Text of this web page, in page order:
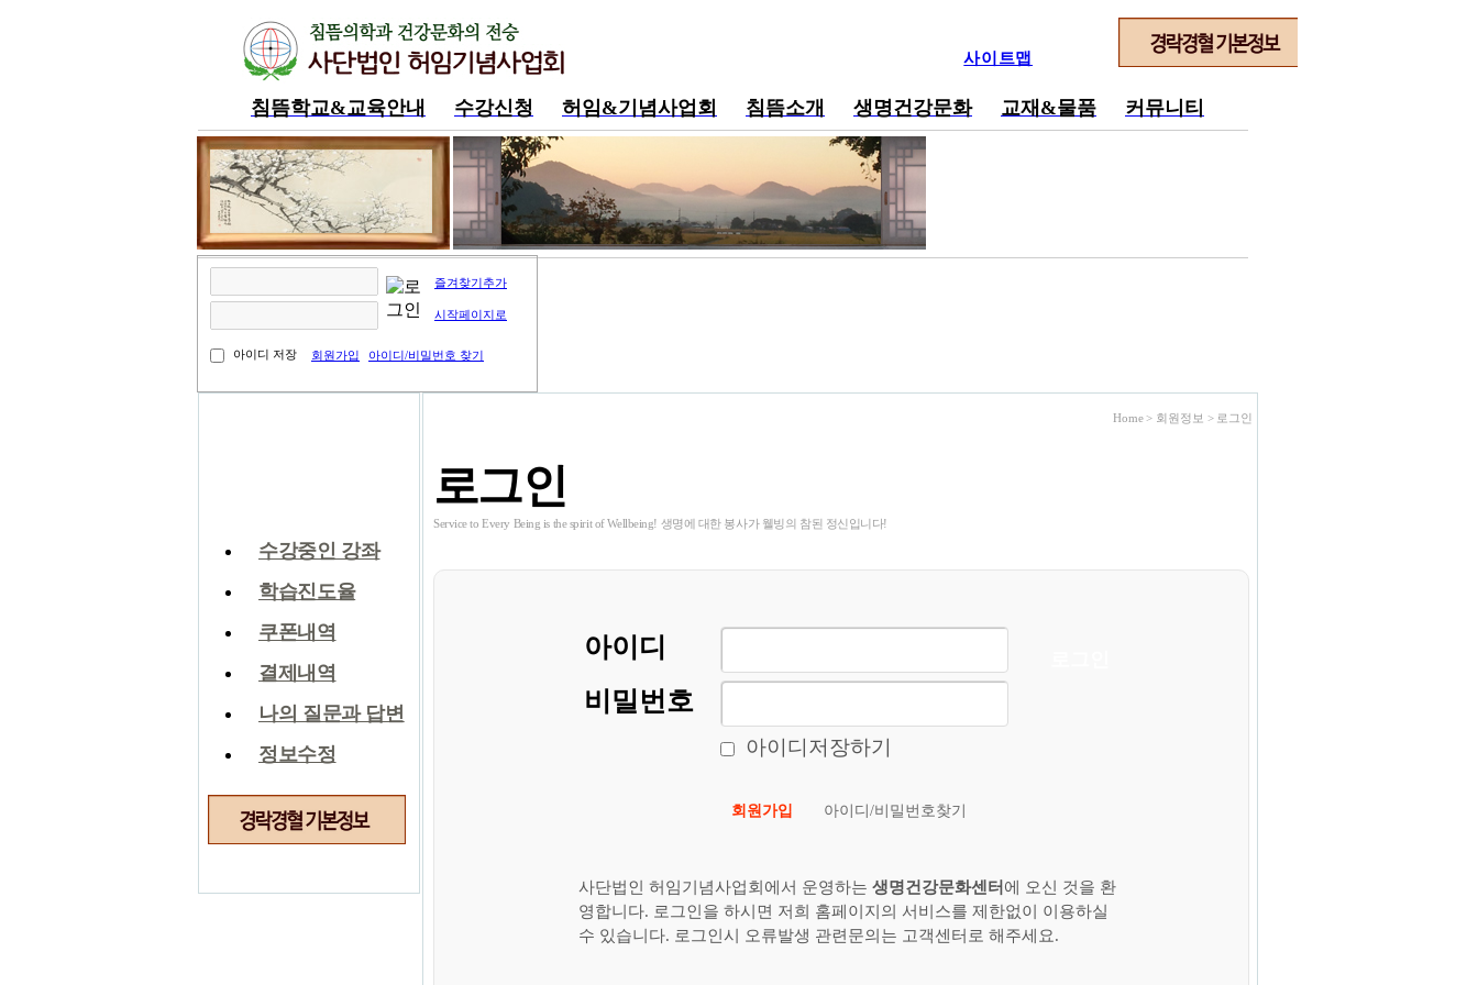
사이트맵
침뜸학교&교육안내 수강신청 허임&기념사업회 침뜸소개 생명건강문화 교재&물품
커뮤니티
내공부방
즐겨찾기추가
시작페이지로
아이디 저장 회원가입 아이디/비밀번호 찾기
수강중인 강좌
학습진도율
쿠폰내역
결제내역
나의 질문과 답변
정보수정
로그인
Service to Every Being is the spirit of Wellbeing! 생명에 대한 봉사가 웰빙의 참된 정신입니다!
Home > 회원정보 > 로그인
아이디
비밀번호
아이디저장하기
회원가입 아이디/비밀번호찾기
사단법인 허임기념사업회에서 운영하는 생명건강문화센터 에 오신 것을 환
영합니다. 로그인을 하시면 저희 홈페이지의 서비스를 제한없이 이용하실
수 있습니다. 로그인시 오류발생 관련문의는 고객센터로 해주세요.